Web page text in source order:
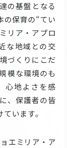
の基盤となる
の保育の“てい
リア・アプロ
な地域との交
づくりにこだ
模な環境のも
心地よさを感
、保護者の皆
います。
エミリア・ア